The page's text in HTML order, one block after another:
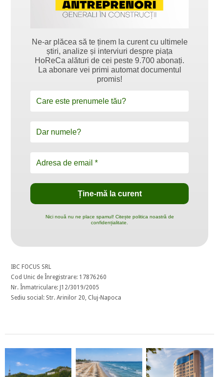
Ne-ar plăcea să te ținem la curent cu ultimele
știri, analize și interviuri despre piața
HoReCa alături de cei peste 9.700 abonați.
La abonare vei primi automat documentul
promis!
Nici nouă nu ne place spamul! Citește politica noastră de
confidențialitate.
IBC FOCUS SRL
Cod Unic de Înregistrare: 17876260
Nr. Înmatriculare: J12/3019/2005
Sediu social: Str. Arinilor 20, Cluj-Napoca